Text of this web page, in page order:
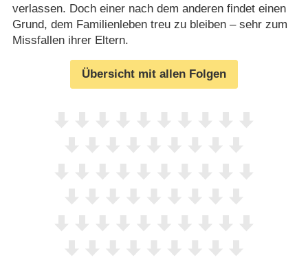
verlassen. Doch einer nach dem anderen findet einen
Grund, dem Familienleben treu zu bleiben – sehr zum
Missfallen ihrer Eltern.
Übersicht mit allen Folgen